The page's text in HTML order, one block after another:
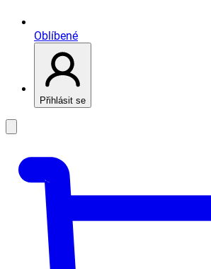
Oblíbené
Přihlásit se